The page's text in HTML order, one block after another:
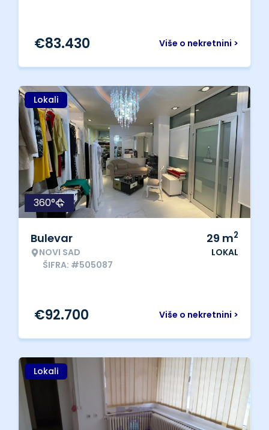
Više o nekretnini >
€83.430
Lokali
360°
Bulevar
NOVI SAD
ŠIFRA: #505087
29 m2
LOKAL
Više o nekretnini >
€92.700
Lokali